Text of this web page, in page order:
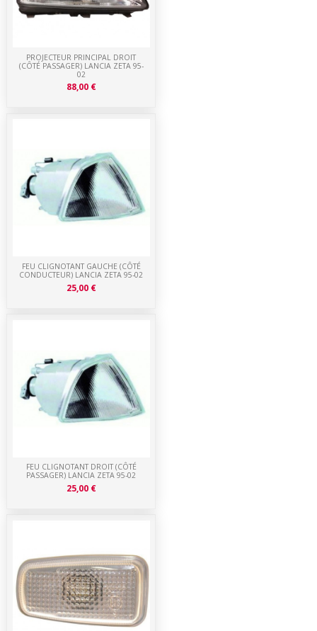
FEU CLIGNOTANT DROIT (CÔTÉ
PASSAGER) LANCIA ZETA 95-02
25,00 €
FEU CLIGNOTANT GAUCHE (CÔTÉ
CONDUCTEUR) LANCIA ZETA 95-02
25,00 €
PROJECTEUR PRINCIPAL DROIT
(CÔTÉ PASSAGER) LANCIA ZETA 95-
02
88,00 €